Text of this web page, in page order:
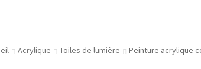
Acrylique Toiles de lumière Peinture acrylique